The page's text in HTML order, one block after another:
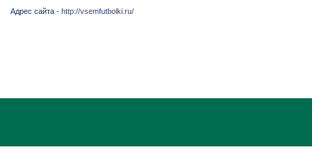
Адрес сайта - http://vsemfutbolki.ru/